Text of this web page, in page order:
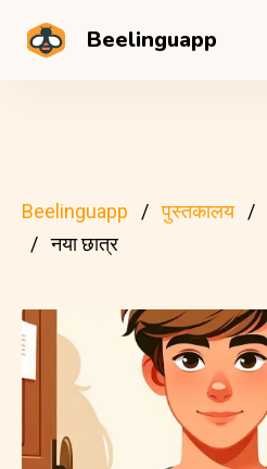
Beelinguapp
Beelinguapp पुस्तकालय
नया छात्र